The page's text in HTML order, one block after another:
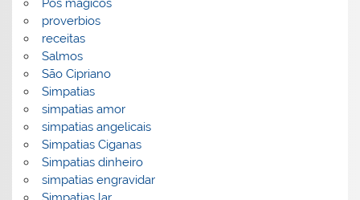
Pós mágicos
proverbios
receitas
Salmos
São Cipriano
Simpatias
simpatias amor
simpatias angelicais
Simpatias Ciganas
Simpatias dinheiro
simpatias engravidar